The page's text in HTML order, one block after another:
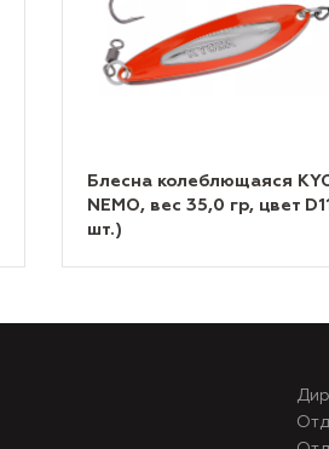
Блесна колеблющаяся
NEMO, вес 35,0 гр, цвет
шт.)